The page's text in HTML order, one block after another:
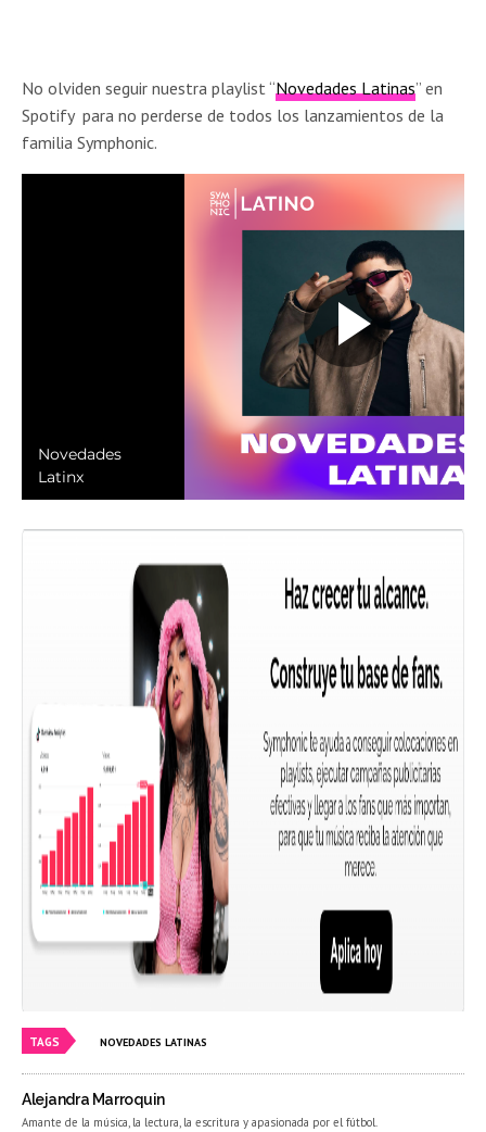
No olviden seguir nuestra playlist “Novedades Latinas” en
Spotify para no perderse de todos los lanzamientos de la
familia Symphonic.
TAGS NOVEDADES LATINAS
Alejandra Marroquin
Amante de la música, la lectura, la escritura y apasionada por el fútbol.